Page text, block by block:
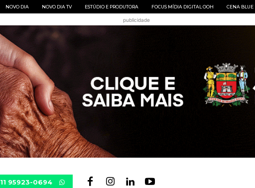
NOVO DIA NOVO DIA TV ESTÚDIO E PRODUTORA FOCUS MÍDIA DIGITAL OOH CENA BLUE
publicidade
11 95923-0694